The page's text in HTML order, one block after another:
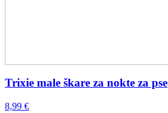
Trixie male škare za nokte za pse
8,99 €